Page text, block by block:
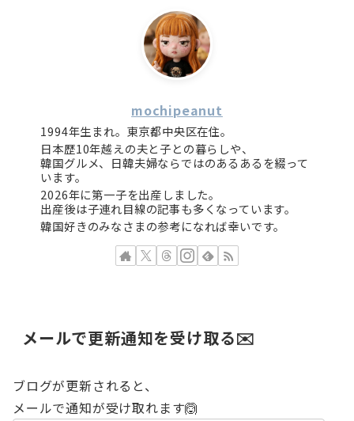
mochipeanut
1994年生まれ。東京都中央区在住。
日本歴10年越えの夫と子との暮らしや、
韓国グルメ、日韓夫婦ならではのあるあるを綴って
います。
2026年に第一子を出産しました。
出産後は子連れ目線の記事も多くなっています。
韓国好きのみなさまの参考になれば幸いです。
メールで更新通知を受け取る✉️
ブログが更新されると、
メールで通知が受け取れます🙆